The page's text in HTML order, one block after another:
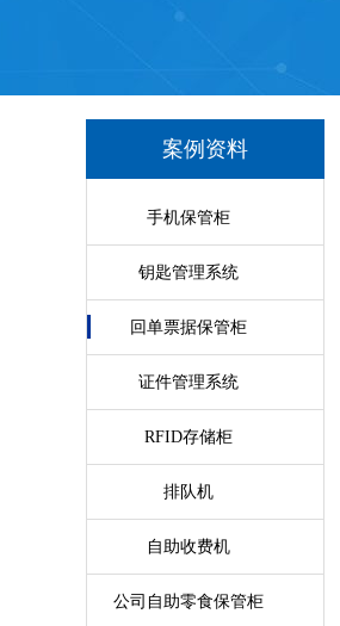
案例资料
手机保管柜
钥匙管理系统
回单票据保管柜
证件管理系统
RFID存储柜
排队机
自助收费机
公司自助零食保管柜